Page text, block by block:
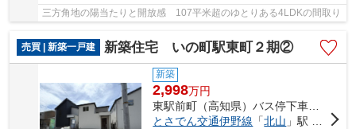
三方角地の陽当たりと開放感 107平米超のゆとりある4LDKの間取り
売買 | 新築一戸建 新築住宅 いの町駅東町２期②
新築
2,998万円
東駅前町（高知県）バス停下車 徒歩3分
とさでん交通伊野線 「北山 」駅 徒歩4分